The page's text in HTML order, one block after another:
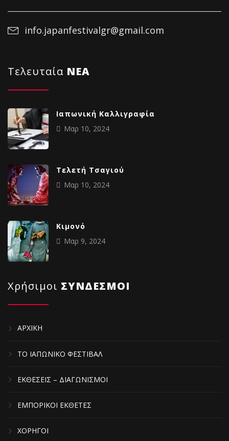
info.japanfestivalgr@gmail.com
Τελευταία NΕΑ
Ιαπωνική Καλλιγραφία
Μαρ 10, 2024
Tελετή Τσαγιού
Μαρ 10, 2024
Κιμονό
Μαρ 9, 2024
Χρήσιμοι ΣΥΝΔΕΣΜΟΙ
ΑΡΧΙΚΗ
ΤΟ ΙΑΠΩΝΙΚΟ ΦΕΣΤΙΒΑΛ
ΕΚΘΕΣΕΙΣ – ΔΙΑΓΩΝΙΣΜΟΙ
ΕΜΠΟΡΙΚΟΙ ΕΚΘΕΤΕΣ
ΧΟΡΗΓΟΙ